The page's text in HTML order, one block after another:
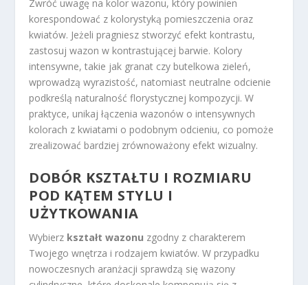
Zwróć uwagę na kolor wazonu, który powinien
korespondować z kolorystyką pomieszczenia oraz
kwiatów. Jeżeli pragniesz stworzyć efekt kontrastu,
zastosuj wazon w kontrastującej barwie. Kolory
intensywne, takie jak granat czy butelkowa zieleń,
wprowadzą wyrazistość, natomiast neutralne odcienie
podkreślą naturalność florystycznej kompozycji. W
praktyce, unikaj łączenia wazonów o intensywnych
kolorach z kwiatami o podobnym odcieniu, co pomoże
zrealizować bardziej zrównoważony efekt wizualny.
DOBÓR KSZTAŁTU I ROZMIARU
POD KĄTEM STYLU I
UŻYTKOWANIA
Wybierz kształt wazonu zgodny z charakterem
Twojego wnętrza i rodzajem kwiatów. W przypadku
nowoczesnych aranżacji sprawdzą się wazony